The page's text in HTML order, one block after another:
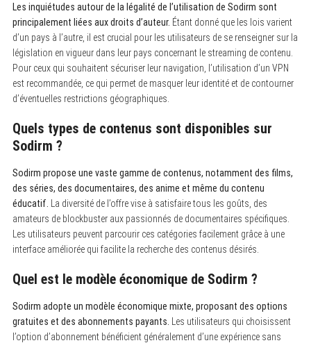
Les inquiétudes autour de la légalité de l’utilisation de Sodirm sont
principalement liées aux droits d’auteur. Étant donné que les lois varient
d’un pays à l’autre, il est crucial pour les utilisateurs de se renseigner sur la
législation en vigueur dans leur pays concernant le streaming de contenu.
Pour ceux qui souhaitent sécuriser leur navigation, l’utilisation d’un VPN
est recommandée, ce qui permet de masquer leur identité et de contourner
d’éventuelles restrictions géographiques.
Quels types de contenus sont disponibles sur
Sodirm ?
Sodirm propose une vaste gamme de contenus, notamment des films,
des séries, des documentaires, des anime et même du contenu
éducatif.
La diversité de l’offre vise à satisfaire tous les goûts, des
amateurs de blockbuster aux passionnés de documentaires spécifiques.
Les utilisateurs peuvent parcourir ces catégories facilement grâce à une
interface améliorée qui facilite la recherche des contenus désirés.
Quel est le modèle économique de Sodirm ?
Sodirm adopte un modèle économique mixte, proposant des options
gratuites et des abonnements payants.
Les utilisateurs qui choisissent
l’option d’abonnement bénéficient généralement d’une expérience sans